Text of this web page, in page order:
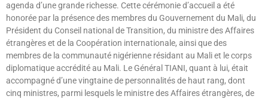
agenda d’une grande richesse. Cette cérémonie d’accueil a été
honorée par la présence des membres du Gouvernement du Mali, du
Président du Conseil national de Transition, du ministre des Affaires
étrangères et de la Coopération internationale, ainsi que des
membres de la communauté nigérienne résidant au Mali et le corps
diplomatique accrédité au Mali. Le Général TIANI, quant à lui, était
accompagné d’une vingtaine de personnalités de haut rang, dont
cinq ministres, parmi lesquels le ministre des Affaires étrangères, de